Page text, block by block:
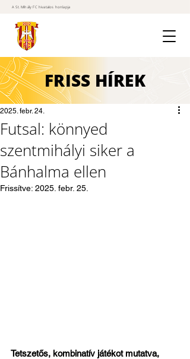
A St. Mihály FC hivatalos honlapja
FRISS HÍREK
Futsal: könnyed
szentmihályi siker a
Bánhalma ellen
2025. febr. 24.
Frissítve: 2025. febr. 25.
Tetszetős, kombinatív játékot mutatva,